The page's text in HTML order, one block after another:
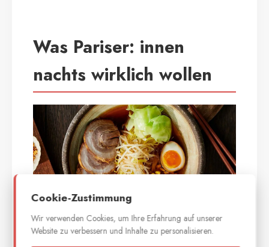
Was Pariser: innen
nachts wirklich wollen
Foto kikkoman.nl
Cookie-Zustimmung
Wir verwenden Cookies, um Ihre Erfahrung auf unserer
Website zu verbessern und Inhalte zu personalisieren.